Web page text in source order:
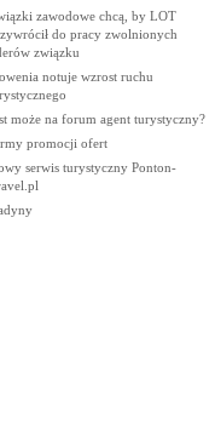
zawodowe chcą, by LOT
do pracy zwolnionych
związku
notuje wzrost ruchu
może na forum agent turystyczny?
promocji ofert
serwis turystyczny Ponton-